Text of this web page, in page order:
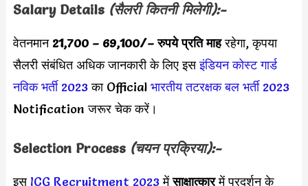
Salary Details (सैलरी कितनी मिलेगी):-
वेतनमान 21,700 – 69,100/– रुपये प्रति माहरहेगा, कृपया
सैलरी संबंधित अधिक जानकारी के लिए इसइंडियन कोस्ट गार्ड
नविक भर्ती 2023का Official भारतीय तटरक्षक बल भर्ती 2023
Notification जरूर चेक करें।
Selection Process (चयन प्रक्रिया):-
इस ICG Recruitment 2023मेंसाक्षात्कारमें प्रदर्शन के